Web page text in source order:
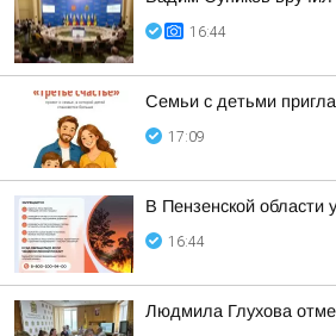
16:44
Семьи с детьми
17:09
В Пензенской области
16:44
Людмила Глухова